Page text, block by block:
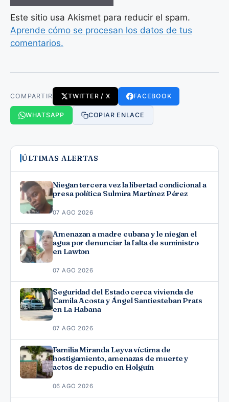
Este sitio usa Akismet para reducir el spam.
Aprende cómo se procesan los datos de tus
comentarios.
COMPARTIR TWITTER / X FACEBOOK
WHATSAPP COPIAR ENLACE
ÚLTIMAS ALERTAS
Niegan tercera vez la libertad condicional a
presa política Sulmira Martínez Pérez
07 AGO 2026
Amenazan a madre cubana y le niegan el
agua por denunciar la falta de suministro
en Lawton
07 AGO 2026
Seguridad del Estado cerca vivienda de
Camila Acosta y Ángel Santiesteban Prats
en La Habana
07 AGO 2026
Familia Miranda Leyva víctima de
hostigamiento, amenazas de muerte y
actos de repudio en Holguín
06 AGO 2026